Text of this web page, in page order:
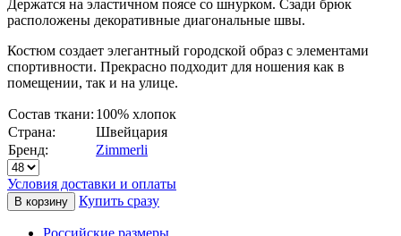
Держатся на эластичном поясе со шнурком. Сзади брюк
расположены декоративные диагональные швы.
Костюм создает элегантный городской образ с элементами
спортивности. Прекрасно подходит для ношения как в
помещении, так и на улице.
Состав ткани: 100% хлопок
Страна:
Швейцария
Бренд:
Zimmerli
Условия доставки и оплаты
Купить сразу
Российские размеры